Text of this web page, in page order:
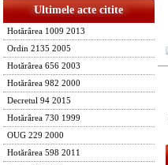
Ultimele acte citite
Hotărârea 1009 2013
Ordin 2135 2005
Hotărârea 656 2003
Hotărârea 982 2000
Decretul 94 2015
Hotărârea 730 1999
OUG 229 2000
Hotărârea 598 2011